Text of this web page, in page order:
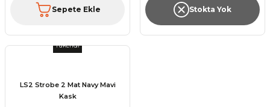
Sepete Ekle Stokta Yok
Tükendi
LS2 Strobe 2 Mat Navy Mavi
Kask